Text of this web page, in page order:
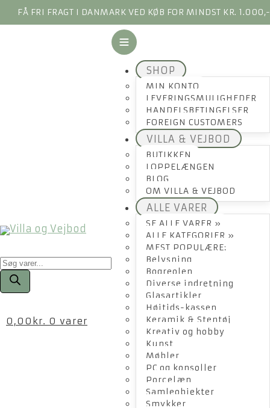
FÅ FRI FRAGT I DANMARK VED KØB FOR MINDST KR. 1.000,-
Products
search
0,00 kr. 0 varer
SHOP
MIN KONTO
LEVERINGSMULIGHEDER
HANDELSBETINGELSER
FOREIGN CUSTOMERS
VILLA & VEJBOD
BUTIKKEN
LOPPELÆNGEN
BLOG
OM VILLA & VEJBOD
ALLE VARER
SE ALLE VARER »
ALLE KATEGORIER »
MEST POPULÆRE:
Belysning
Bogreolen
Diverse indretning
Glasartikler
Højtids-kassen
Keramik & Stentøj
Kreativ og hobby
Kunst
Møbler
PC og konsoller
Porcelæn
Samleobjekter
Smykker